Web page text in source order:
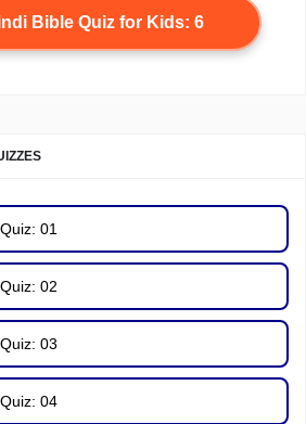
Bible Quiz for Kids: 6
01
02
03
04